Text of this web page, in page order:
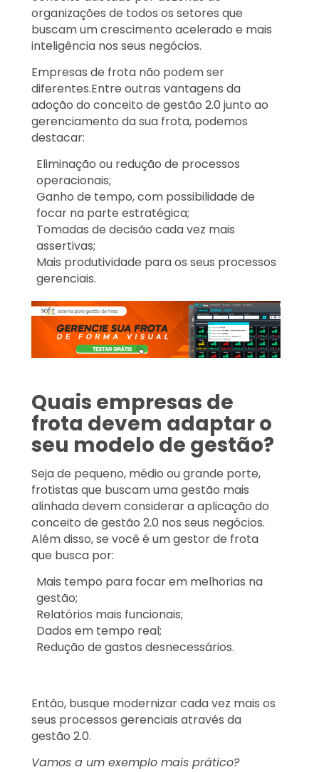
organizações de todos os setores que
buscam um crescimento acelerado e mais
inteligência nos seus negócios.
Empresas de frota não podem ser
diferentes.Entre outras vantagens da
adoção do conceito de gestão 2.0 junto ao
gerenciamento da sua frota, podemos
destacar:
Eliminação ou redução de processos
operacionais;
Ganho de tempo, com possibilidade de
focar na parte estratégica;
Tomadas de decisão cada vez mais
assertivas;
Mais produtividade para os seus processos
gerenciais.
Quais empresas de
frota devem adaptar o
seu modelo de gestão?
Seja de pequeno, médio ou grande porte,
frotistas que buscam uma gestão mais
alinhada devem considerar a aplicação do
conceito de gestão 2.0 nos seus negócios.
Além disso, se você é um gestor de frota
que busca por:
Mais tempo para focar em melhorias na
gestão;
Relatórios mais funcionais;
Dados em tempo real;
Redução de gastos desnecessários.
Então, busque modernizar cada vez mais os
seus processos gerenciais através da
gestão 2.0.
Vamos a um exemplo mais prático?